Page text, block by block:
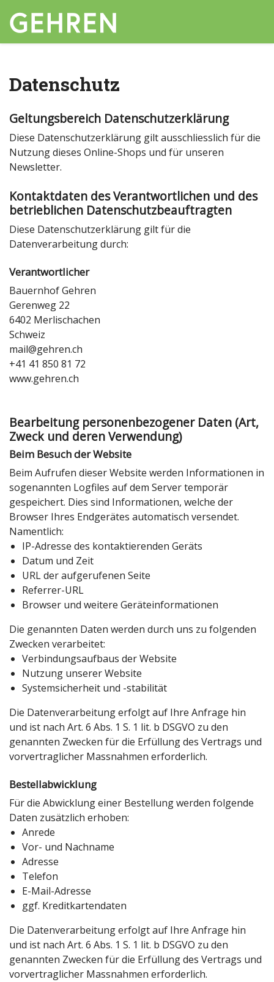
Datenschutz
Geltungsbereich Datenschutzerklärung
Diese Datenschutzerklärung gilt ausschliesslich für die
Nutzung dieses Online-Shops und für unseren
Newsletter.
Kontaktdaten des Verantwortlichen und des
betrieblichen Datenschutzbeauftragten
Diese Datenschutzerklärung gilt für die
Datenverarbeitung durch:
Verantwortlicher
Bauernhof Gehren
Gerenweg 22
6402 Merlischachen
Schweiz
mail@gehren.ch
+41 41 850 81 72
www.gehren.ch
Bearbeitung personenbezogener Daten (Art,
Zweck und deren Verwendung)
Beim Besuch der Website
Beim Aufrufen dieser Website werden Informationen in
sogenannten Logfiles auf dem Server temporär
gespeichert. Dies sind Informationen, welche der
Browser Ihres Endgerätes automatisch versendet.
Namentlich:
IP-Adresse des kontaktierenden Geräts
Datum und Zeit
URL der aufgerufenen Seite
Referrer-URL
Browser und weitere Geräteinformationen
Die genannten Daten werden durch uns zu folgenden
Zwecken verarbeitet:
Verbindungsaufbaus der Website
Nutzung unserer Website
Systemsicherheit und -stabilität
Die Datenverarbeitung erfolgt auf Ihre Anfrage hin
und ist nach Art. 6 Abs. 1 S. 1 lit. b DSGVO zu den
genannten Zwecken für die Erfüllung des Vertrags und
vorvertraglicher Massnahmen erforderlich.
Bestellabwicklung
Für die Abwicklung einer Bestellung werden folgende
Daten zusätzlich erhoben:
Anrede
Vor- und Nachname
Adresse
Telefon
E-Mail-Adresse
ggf. Kreditkartendaten
Die Datenverarbeitung erfolgt auf Ihre Anfrage hin
und ist nach Art. 6 Abs. 1 S. 1 lit. b DSGVO zu den
genannten Zwecken für die Erfüllung des Vertrags und
vorvertraglicher Massnahmen erforderlich.